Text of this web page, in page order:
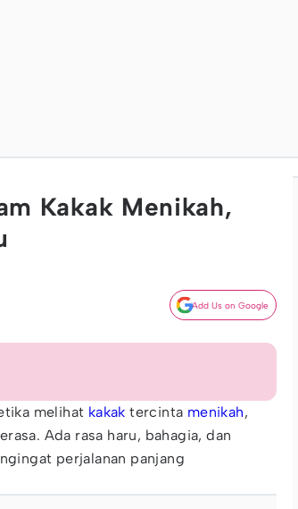
Kakak Menikah,
Add Us on Google
melihat kakak tercinta menikah,
Ada rasa haru, bahagia, dan
perjalanan panjang